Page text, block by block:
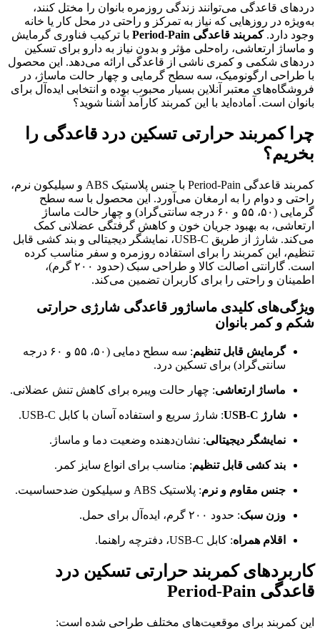
دردهای قاعدگی می‌توانند زندگی روزمره بانوان را مختل کنند،
به‌ویژه در روزهایی که نیاز به تمرکز و راحتی در محل کار یا خانه
وجود دارد.کمربند قاعدگی Period-Pain
با ترکیب فناوری گرمایش
و ماساژ ارتعاشی، راه‌حلی مؤثر و بدون نیاز به دارو برای تسکین
دردهای شکمی و کمری ناشی از قاعدگی ارائه می‌دهد. این محصول
با طراحی ارگونومیک، سه سطح گرمایی و چهار حالت ماساژ، در
فروشگاه‌های معتبر آنلاین بسیار محبوب بوده و انتخابی ایده‌آل برای
بانوان است. آماده‌اید با این کمربند کارآمد آشنا شوید؟
چرا کمربند حرارتی تسکین درد قاعدگی را
بخریم؟
کمربند قاعدگی Period-Pain با جنس پلاستیک ABS و سیلیکون نرم،
راحتی و دوام را به ارمغان می‌آورد. این محصول با سه سطح
گرمایی (۵۰، ۵۵ و ۶۰ درجه سانتی‌گراد) و چهار حالت ماساژ
ارتعاشی، به بهبود جریان خون و کاهش گرفتگی عضلانی کمک
می‌کند. شارژ از طریق USB-C، نمایشگر دیجیتالی و بند کشی قابل
تنظیم، این کمربند را برای استفاده روزمره و سفر مناسب کرده
است. گارانتی اصالت کالا و طراحی سبک (حدود ۲۰۰ گرم)،
اطمینان و راحتی را برای کاربران تضمین می‌کند.
ویژگی‌های کلیدی ماساژور قاعدگی شارژی حرارتی
شکم و کمر بانوان
گرمایش قابل تنظیم
: سه سطح دمایی (۵۰، ۵۵ و ۶۰ درجه
سانتی‌گراد) برای تسکین درد.
ماساژ ارتعاشی: چهار حالت ویبره برای کاهش تنش عضلانی.
شارژ USB-C : شارژ سریع و استفاده آسان با کابل USB-C.
نمایشگر دیجیتالی: نشان‌دهنده وضعیت دما و ماساژ.
بند کشی قابل تنظیم: مناسب برای انواع سایز کمر.
جنس مقاوم و نرم: پلاستیک ABS و سیلیکون ضدحساسیت.
وزن سبک: حدود ۲۰۰ گرم، ایده‌آل برای حمل.
اقلام همراه: کابل USB-C، دفترچه راهنما.
کاربردهای کمربند حرارتی تسکین درد
قاعدگی Period-Pain
این کمربند برای موقعیت‌های مختلف طراحی شده است: